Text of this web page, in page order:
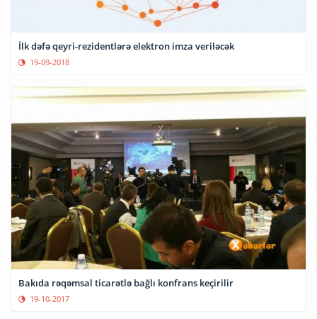
İlk dəfə qeyri-rezidentlərə elektron imza veriləcək
19-09-2018
Bakıda rəqəmsal ticarətlə bağlı konfrans keçirilir
19-10-2017